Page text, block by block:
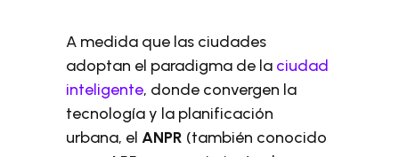
A medida que las ciudades
adoptan el paradigma de la ciudad
inteligente, donde convergen la
tecnología y la planificación
urbana, elANPR (también conocido